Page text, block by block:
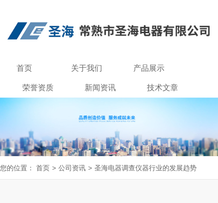
首页 关于我们 产品展示
荣誉资质 新闻资讯 技术文章
您的位置： 首页 > 公司资讯 > 圣海电器调查仪器行业的发展趋势